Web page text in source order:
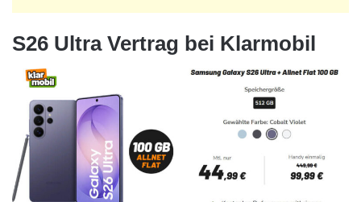
S26 Ultra Vertrag bei Klarmobil